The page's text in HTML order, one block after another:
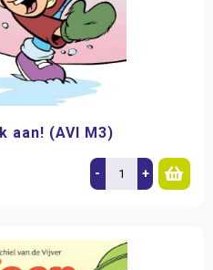
aan! (AVI M3)
- +